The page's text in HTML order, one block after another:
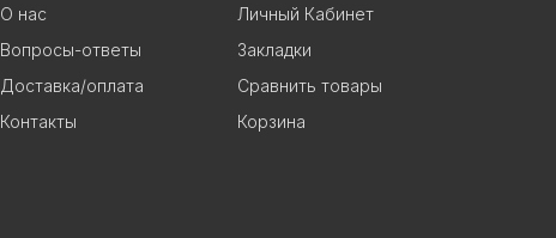
О нас
Вопросы-ответы
Доставка/оплата
Контакты
Личный Кабинет
Закладки
Сравнить товары
Корзина